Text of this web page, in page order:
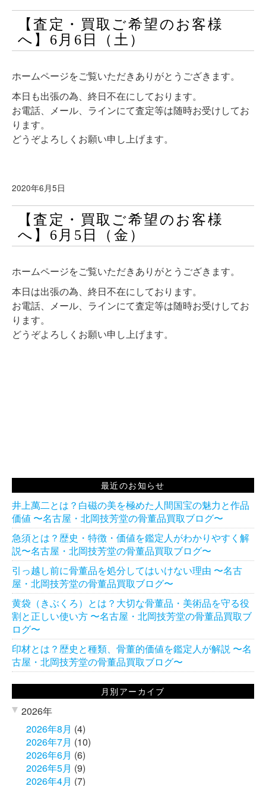
【査定・買取ご希望のお客様
へ】6月6日（土）
ホームページをご覧いただきありがとうござきます。
本日も出張の為、終日不在にしております。
お電話、メール、ラインにて査定等は随時お受けしてお
ります。
どうぞよろしくお願い申し上げます。
2020年6月5日
【査定・買取ご希望のお客様
へ】6月5日（金）
ホームページをご覧いただきありがとうござきます。
本日は出張の為、終日不在にしております。
お電話、メール、ラインにて査定等は随時お受けしてお
ります。
どうぞよろしくお願い申し上げます。
最近のお知らせ
井上萬二とは？白磁の美を極めた人間国宝の魅力と作品
価値 〜名古屋・北岡技芳堂の骨董品買取ブログ〜
急須とは？歴史・特徴・価値を鑑定人がわかりやすく解
説〜名古屋・北岡技芳堂の骨董品買取ブログ〜
引っ越し前に骨董品を処分してはいけない理由 〜名古
屋・北岡技芳堂の骨董品買取ブログ〜
黄袋（きぶくろ）とは？大切な骨董品・美術品を守る役
割と正しい使い方 〜名古屋・北岡技芳堂の骨董品買取ブ
ログ〜
印材とは？歴史と種類、骨董的価値を鑑定人が解説 〜名
古屋・北岡技芳堂の骨董品買取ブログ〜
月別アーカイブ
2026年
2026年8月 (4)
2026年7月 (10)
2026年6月 (6)
2026年5月 (9)
2026年4月 (7)